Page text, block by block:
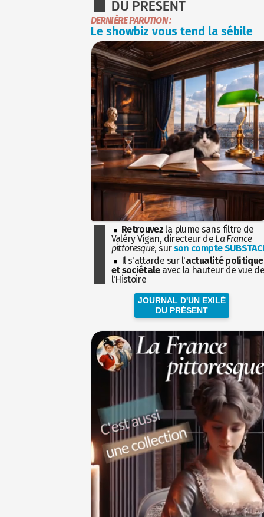
DU PRÉSENT
DERNIÈRE PARUTION :
Le showbiz vous tend la sébile
Retrouvez la plume sans filtre de
Valéry Vigan, directeur de La France
pittoresque, surson compte
Il s'attarde sur l'actualité politique
et sociétaleavec la hauteur de vue
l'Histoire
JOURNAL D'UN EXILÉ
DU PRÉSENT